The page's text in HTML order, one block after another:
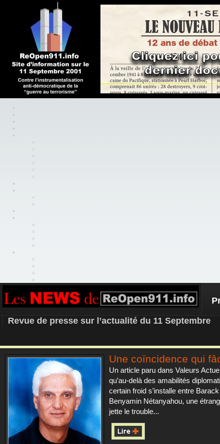
REOPEN911 – NEWS
Revue de presse sur l’actualité du 11 Septembre
Une coïncidence qui
Un article paru dans Valeurs
qu’au-delà des amabilités
certain froid s’installe entre
Benyamin Nétanyahou, une
jette le trouble...